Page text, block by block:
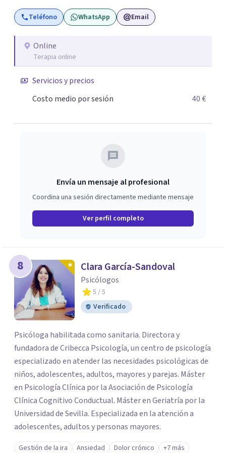
“enfermos” (). Mi trabajo con los clientes facilita el
esclarecimiento del origen de los trastornos psíquicos, el
vivencia de cambios progresivos. Desde la aceptación, el
compromiso mutuo, y el aumento paulatino del campo
es Poder.
Teléfono WhatsApp Email
Online
Terapia online
Servicios y precios
Costo medio por sesión
40 €
Envía un mensaje al profesional
Coordina una sesión directamente mediante mensaje
Ver perfil completo
8 Clara García-Sandoval
Psicólogos
5 / 5
Verificado
Psicóloga habilitada como sanitaria. Directora y
fundadora de Cribecca Psicología, un centro de psicología
especializado en atender las necesidades psicológicas de
niños, adolescentes, adultos, mayores y parejas. Máster
en Psicología Clínica por la Asociación de Psicología
Clínica Cognitivo Conductual. Máster en Geriatría por la
Universidad de Sevilla. Especializada en la atención a
adolescentes, adultos y personas mayores.
Gestión de la ira Ansiedad Dolor crónico +7 más